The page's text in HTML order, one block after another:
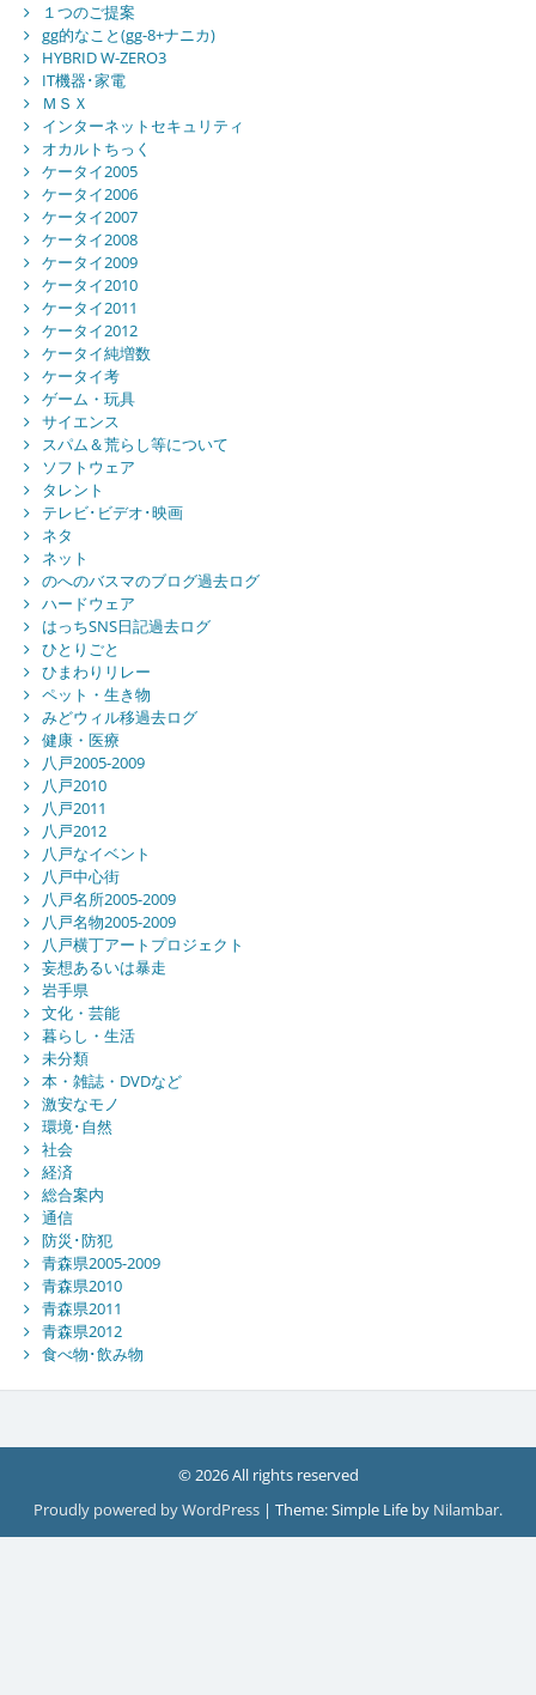
１つのご提案
gg的なこと(gg-8+ナニカ)
HYBRID W-ZERO3
IT機器･家電
ＭＳＸ
インターネットセキュリティ
オカルトちっく
ケータイ2005
ケータイ2006
ケータイ2007
ケータイ2008
ケータイ2009
ケータイ2010
ケータイ2011
ケータイ2012
ケータイ純増数
ケータイ考
ゲーム・玩具
サイエンス
スパム＆荒らし等について
ソフトウェア
タレント
テレビ･ビデオ･映画
ネタ
ネット
のへのバスマのブログ過去ログ
ハードウェア
はっちSNS日記過去ログ
ひとりごと
ひまわりリレー
ペット・生き物
みどウィル移過去ログ
健康・医療
八戸2005-2009
八戸2010
八戸2011
八戸2012
八戸なイベント
八戸中心街
八戸名所2005-2009
八戸名物2005-2009
八戸横丁アートプロジェクト
妄想あるいは暴走
岩手県
文化・芸能
暮らし・生活
未分類
本・雑誌・DVDなど
激安なモノ
環境･自然
社会
経済
総合案内
通信
防災･防犯
青森県2005-2009
青森県2010
青森県2011
青森県2012
食べ物･飲み物
© 2026 All rights reserved
Proudly powered by WordPress | Theme: Simple Life by Nilambar.